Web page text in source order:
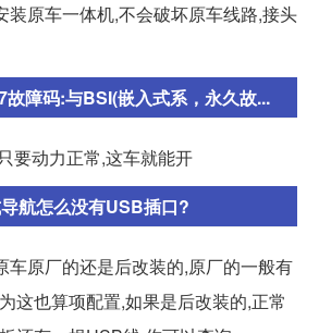
装原车一体机,不会破坏原车线路,接头
故障码:与BSI(嵌入式系，永久故...
要动力正常,这车就能开
航怎么没有USB插口?
车原厂的还是后改装的,原厂的一般有
这也算项配置,如果是后改装的,正常